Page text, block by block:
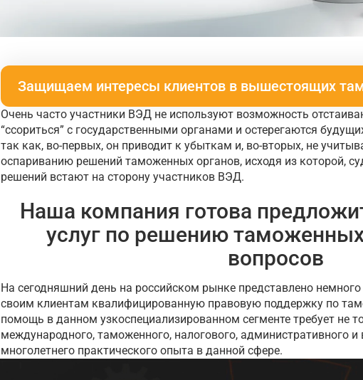
Защищаем интересы клиентов в вышестоящих
Очень часто участники ВЭД не используют возможность
“ссориться” с государственными органами и остерегаются
так как, во-первых, он приводит к убыткам и, во-вторых, не
оспариванию решений таможенных органов, исходя из которой,
решений встают на сторону участников ВЭД.
Наша компания готова
услуг по решению
вопросов
На сегодняшний день на российском рынке представлено
своим клиентам квалифицированную правовую поддержку по
помощь в данном узкоспециализированном сегменте требует не
международного, таможенного, налогового, административного и
многолетнего практического опыта в данной сфере.